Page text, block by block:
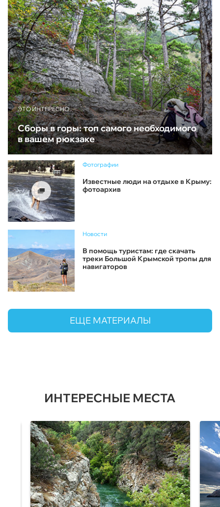
ЭТО ИНТЕРЕСНО
Сборы в горы: топ самого необходимого
в вашем рюкзаке
Фотографии
Известные люди на отдыхе в Крыму:
фотоархив
Новости
В помощь туристам: где скачать
треки Большой Крымской тропы для
навигаторов
ЕЩЕ МАТЕРИАЛЫ
ИНТЕРЕСНЫЕ МЕСТА